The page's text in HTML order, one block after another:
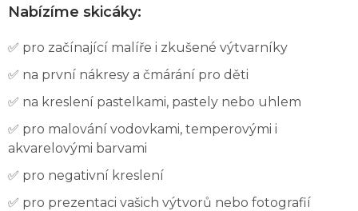
Nabízíme skicáky:
✅ pro začínající malíře i zkušené výtvarníky
✅ na první nákresy a čmárání pro děti
✅ na kreslení pastelkami, pastely nebo uhlem
✅ pro malování vodovkami, temperovými i
akvarelovými barvami
✅ pro negativní kreslení
✅ pro prezentaci vašich výtvorů nebo fotografií